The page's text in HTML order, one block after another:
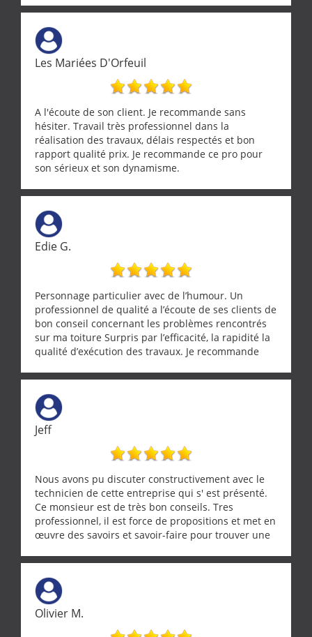
Les Mariées D'Orfeuil
A l'écoute de son client. Je recommande sans
hésiter. Travail très professionnel dans la
réalisation des travaux, délais respectés et bon
rapport qualité prix. Je recommande ce pro pour
son sérieux et son dynamisme.
Edie G.
Personnage particulier avec de l’humour. Un
professionnel de qualité a l’écoute de ses clients de
bon conseil concernant les problèmes rencontrés
sur ma toiture Surpris par l’efficacité, la rapidité la
qualité d’exécution des travaux. Je recommande
Jeff
Nous avons pu discuter constructivement avec le
technicien de cette entreprise qui s' est présenté.
Ce monsieur est de très bon conseils. Tres
professionnel, il est force de propositions et met en
œuvre des savoirs et savoir-faire pour trouver une
demande de l écoute et de la considération, ce qui
ne se trouve que chez les pationnés de leur métier.
Merci a ce monsieur pour sa disponibilité
Olivier M.